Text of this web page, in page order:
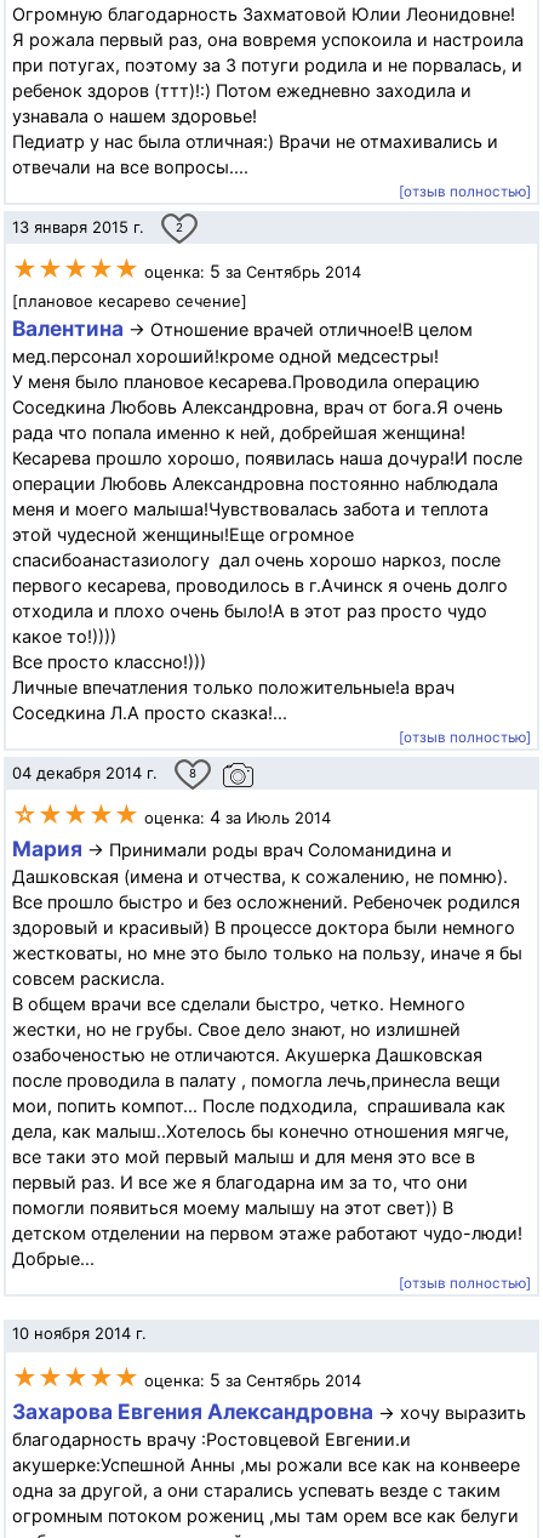
Огромную благодарность Захматовой Юлии Леонидовне!
Я рожала первый раз, она вовремя успокоила и настроила
при потугах, поэтому за 3 потуги родила и не порвалась, и
ребенок здоров (ттт)!:) Потом ежедневно заходила и
узнавала о нашем здоровье!
Педиатр у нас была отличная:) Врачи не отмахивались и
отвечали на все вопросы....
[отзыв полностью]
13 января 2015 г. 2
★★★★★ оценка: 5 за Сентябрь 2014
[плановое кесарево сечение]
Валентина → Отношение врачей отличное!В целом
мед.персонал хороший!кроме одной медсестры!
У меня было плановое кесарева.Проводила операцию
Соседкина Любовь Александровна, врач от бога.Я очень
рада что попала именно к ней, добрейшая женщина!
Кесарева прошло хорошо, появилась наша дочура!И после
операции Любовь Александровна постоянно наблюдала
меня и моего малыша!Чувствовалась забота и теплота
этой чудесной женщины!Еще огромное
спасибоанастазиологу дал очень хорошо наркоз, после
первого кесарева, проводилось в г.Ачинск я очень долго
отходила и плохо очень было!А в этот раз просто чудо
какое то!))))
Все просто классно!)))
Личные впечатления только положительные!а врач
Соседкина Л.А просто сказка!...
[отзыв полностью]
04 декабря 2014 г. 8
☆★★★★ оценка: 4 за Июль 2014
Мария → Принимали роды врач Соломанидина и
Дашковская (имена и отчества, к сожалению, не помню).
Все прошло быстро и без осложнений. Ребеночек родился
здоровый и красивый) В процессе доктора были немного
жестковаты, но мне это было только на пользу, иначе я бы
совсем раскисла.
В общем врачи все сделали быстро, четко. Немного
жестки, но не грубы. Свое дело знают, но излишней
озабоченостью не отличаются. Акушерка Дашковская
после проводила в палату , помогла лечь,принесла вещи
мои, попить компот... После подходила, спрашивала как
дела, как малыш..Хотелось бы конечно отношения мягче,
все таки это мой первый малыш и для меня это все в
первый раз. И все же я благодарна им за то, что они
помогли появиться моему малышу на этот свет)) В
детском отделении на первом этаже работают чудо-люди!
Добрые...
[отзыв полностью]
10 ноября 2014 г.
★★★★★ оценка: 5 за Сентябрь 2014
Захарова Евгения Александровна → хочу выразить
благодарность врачу :Ростовцевой Евгении.и
акушерке:Успешной Анны ,мы рожали все как на конвеере
одна за другой, а они старались успевать везде с таким
огромным потоком рожениц ,мы там орем все как белуги